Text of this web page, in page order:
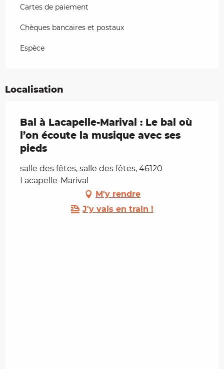
Cartes de paiement
Chèques bancaires et postaux
Espèce
Localisation
Bal à Lacapelle-Marival : Le bal où
l’on écoute la musique avec ses
pieds
salle des fêtes, salle des fêtes, 46120
Lacapelle-Marival
M'y rendre
J'y vais en train !